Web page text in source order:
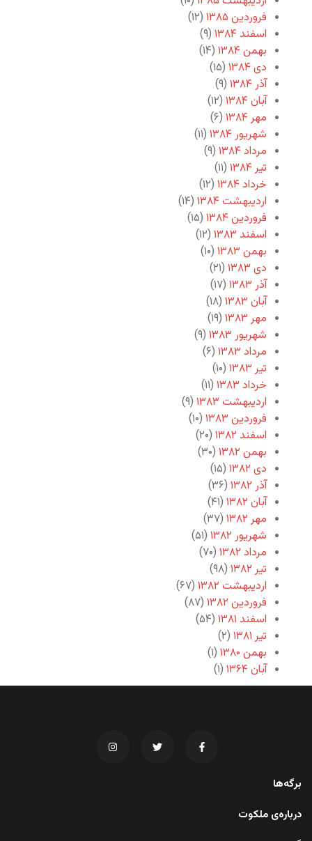
فروردین ۱۳۸۵
(۱۲)
اسفند ۱۳۸۴
(۹)
بهمن ۱۳۸۴
(۱۴)
دی ۱۳۸۴
(۱۵)
آذر ۱۳۸۴
(۹)
آبان ۱۳۸۴
(۱۲)
مهر ۱۳۸۴
(۶)
شهریور ۱۳۸۴
(۱۱)
مرداد ۱۳۸۴
(۹)
تیر ۱۳۸۴
(۱۱)
خرداد ۱۳۸۴
(۱۲)
اردیبهشت ۱۳۸۴
(۱۴)
فروردین ۱۳۸۴
(۱۵)
اسفند ۱۳۸۳
(۱۲)
بهمن ۱۳۸۳
(۱۰)
دی ۱۳۸۳
(۲۱)
آذر ۱۳۸۳
(۱۷)
آبان ۱۳۸۳
(۱۸)
مهر ۱۳۸۳
(۱۹)
شهریور ۱۳۸۳
(۹)
مرداد ۱۳۸۳
(۶)
تیر ۱۳۸۳
(۱۰)
خرداد ۱۳۸۳
(۱۱)
اردیبهشت ۱۳۸۳
(۹)
فروردین ۱۳۸۳
(۱۰)
اسفند ۱۳۸۲
(۲۰)
بهمن ۱۳۸۲
(۳۰)
دی ۱۳۸۲
(۱۵)
آذر ۱۳۸۲
(۳۶)
آبان ۱۳۸۲
(۴۱)
مهر ۱۳۸۲
(۳۷)
شهریور ۱۳۸۲
(۵۱)
مرداد ۱۳۸۲
(۷۰)
تیر ۱۳۸۲
(۹۸)
اردیبهشت ۱۳۸۲
(۶۷)
فروردین ۱۳۸۲
(۸۷)
اسفند ۱۳۸۱
(۵۴)
تیر ۱۳۸۱
(۲)
بهمن ۱۳۸۰
(۱)
آبان ۱۳۶۴
(۱)
برگه‌ها
درباره‌ی ملکوت